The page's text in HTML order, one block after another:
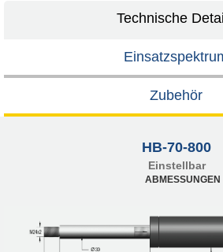
Technische
Zubehör
HB-70-800
Einstellbar
ABMESSUNGEN